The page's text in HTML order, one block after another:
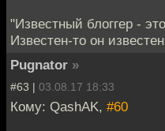
"Известный блоггер -
Известен-то он
Pugnator »
#63 | 03.08.17 18:33
Кому: QashAK, #60